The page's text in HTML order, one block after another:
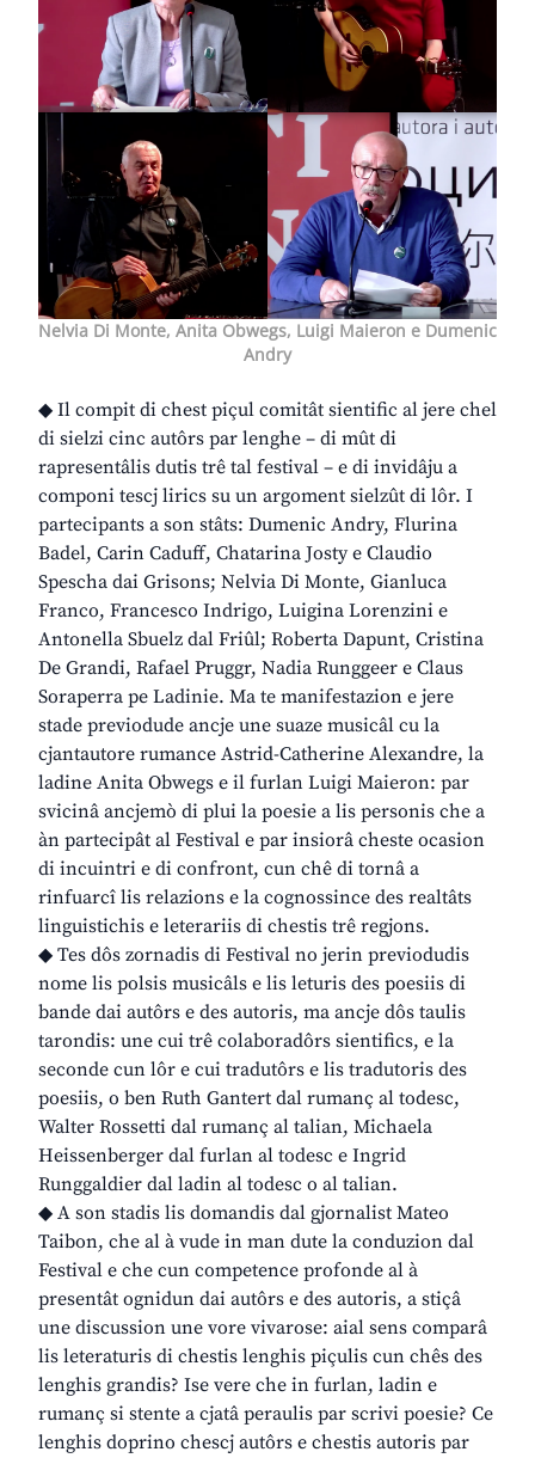
Nelvia Di Monte, Anita Obwegs, Luigi Maieron e Dumenic
Andry
◆ Il compit di chest piçul comitât sientific al jere chel
di sielzi cinc autôrs par lenghe – di mût di
rapresentâlis dutis trê tal festival – e di invidâju a
componi tescj lirics su un argoment sielzût di lôr. I
partecipants a son stâts: Dumenic Andry, Flurina
Badel, Carin Caduff, Chatarina Josty e Claudio
Spescha dai Grisons; Nelvia Di Monte, Gianluca
Franco, Francesco Indrigo, Luigina Lorenzini e
Antonella Sbuelz dal Friûl; Roberta Dapunt, Cristina
De Grandi, Rafael Pruggr, Nadia Runggeer e Claus
Soraperra pe Ladinie. Ma te manifestazion e jere
stade previodude ancje une suaze musicâl cu la
cjantautore rumance Astrid-Catherine Alexandre, la
ladine Anita Obwegs e il furlan Luigi Maieron: par
svicinâ ancjemò di plui la poesie a lis personis che a
àn partecipât al Festival e par insiorâ cheste ocasion
di incuintri e di confront, cun chê di tornâ a
rinfuarcî lis relazions e la cognossince des realtâts
linguistichis e leterariis di chestis trê regjons.
◆ Tes dôs zornadis di Festival no jerin previodudis
nome lis polsis musicâls e lis leturis des poesiis di
bande dai autôrs e des autoris, ma ancje dôs taulis
tarondis: une cui trê colaboradôrs sientifics, e la
seconde cun lôr e cui tradutôrs e lis tradutoris des
poesiis, o ben Ruth Gantert dal rumanç al todesc,
Walter Rossetti dal rumanç al talian, Michaela
Heissenberger dal furlan al todesc e Ingrid
Runggaldier dal ladin al todesc o al talian.
◆ A son stadis lis domandis dal gjornalist Mateo
Taibon, che al à vude in man dute la conduzion dal
Festival e che cun competence profonde al à
presentât ognidun dai autôrs e des autoris, a stiçâ
une discussion une vore vivarose: aial sens comparâ
lis leteraturis di chestis lenghis piçulis cun chês des
lenghis grandis? Ise vere che in furlan, ladin e
rumanç si stente a cjatâ peraulis par scrivi poesie? Ce
lenghis doprino chescj autôrs e chestis autoris par